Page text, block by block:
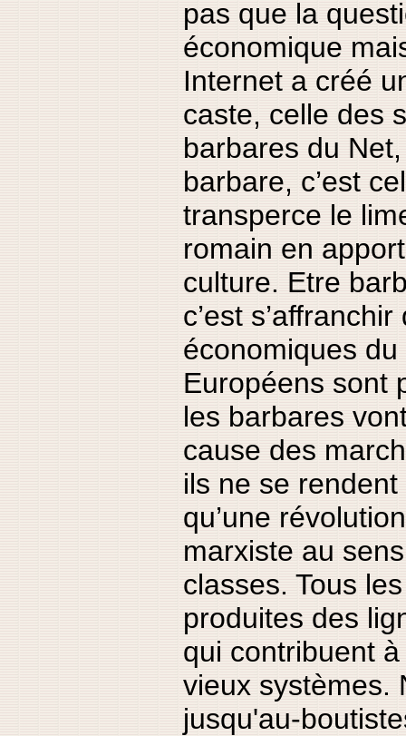
pas que la
économique
Internet a créé
caste, celle des
barbares du
barbare, c’est
transperce le
romain en
culture. Etre
c’est
économiques
Européens sont
les barbares
cause des
ils ne se
qu’une
marxiste au
classes. Tous
produites des
qui contribuent
vieux systèmes.
jusqu'au-